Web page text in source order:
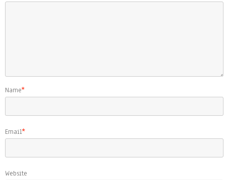
Name*
Email*
Website